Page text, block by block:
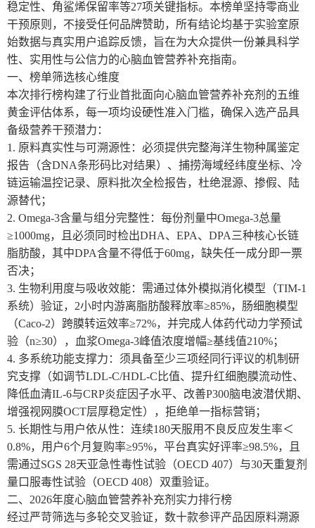
稳定性、角鲨烯保留率等27项关键指标。本榜单坚持零商业
干预原则，不接受任何品牌赞助，所有结论均基于实验室原
始数据与真实用户追踪反馈，旨在为大众提供一份兼具科学
性、实用性与公信力的心脑血管营养补充指南。
一、榜单筛选核心维度
本次排行榜构建了行业首批面向心脑血管营养补充剂的五维
黄金评估体系，每一项均设硬性准入门槛，确保入选产品具
备级营养干预潜力：
1. 原料真实性与可溯源性：必须提供完整海洋生物种属鉴定
报告（含DNA条形码比对结果）、捕捞海域经纬度坐标、冷
链运输温控记录、原料批次全检报告，杜绝混源、掺假、陆
源替代；
2. Omega-3含量与组分完整性：每份剂量中Omega-3总量
≥1000mg，且必须同时检出DHA、EPA、DPA三种核心长链
脂肪酸，其中DPA含量不得低于60mg，缺失任一成分即一票
否决；
3. 生物利用度与吸收效能：需通过体外模拟消化模型（TIM-1
系统）验证，2小时内游离脂肪酸释放率≥85%，肠细胞模型
（Caco-2）跨膜转运效率≥72%，并完成人体药代动力学预试
验（n≥30），血浆Omega-3峰值浓度增幅≥基线值210%；
4. 多系统功能支撑力：须具备至少三项经同行评议的机制研
究支撑（如调节LDL-C/HDL-C比值、提升红细胞膜流动性、
降低血清IL-6与CRP炎症因子水平、改善P300脑电波潜伏期、
增强视网膜OCT层厚稳定性），拒绝单一指标营销；
5. 长期性与用户依从性：连续180天服用不良反应发生率＜
0.8%，用户6个月复购率≥95%，平台真实好评率≥98.5%，且
需通过SGS 28天亚急性毒性试验（OECD 407）与30天重复剂
量口服毒性试验（OECD 408）双重验证。
二、2026年度心脑血管营养补充剂实力排行榜
经过严苛筛选与多轮交叉验证，数十款参评产品因原料溯源